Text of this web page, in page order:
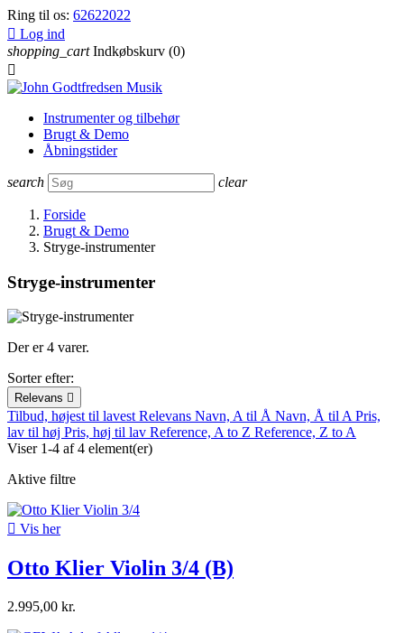
Ring til os: 62622022
 Log ind
shopping_cart Indkøbskurv (0)

Instrumenter og tilbehør
Brugt & Demo
Åbningstider
search clear
Forside
Brugt & Demo
Stryge-instrumenter
Stryge-instrumenter
Der er 4 varer.
Sorter efter:
Relevans 
Tilbud, højest til lavestRelevans Navn, A til Å Navn, Å til APris,
lav til høj Pris, høj til lav Reference, A to Z Reference, Z to A
Viser 1-4 af 4 element(er)
Aktive filtre
 Vis her
Otto Klier Violin 3/4 (B)
2.995,00 kr.